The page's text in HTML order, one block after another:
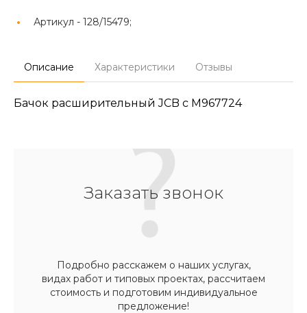
Артикул - 128/15479;
Описание Характеристики Отзывы
Бачок расширительный JCB с M967724
Заказать звонок
Подробно расскажем о наших услугах,
видах работ и типовых проектах, рассчитаем
стоимость и подготовим индивидуальное
предложение!